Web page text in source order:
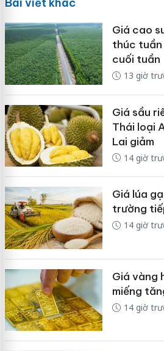
Giá cao
thúc tuần
cuối tuần
13 giờ
Giá sầu
Thái loại
Lai giảm
14 giờ
Giá lúa
trường
14 giờ
Giá vàng
miếng
14 giờ